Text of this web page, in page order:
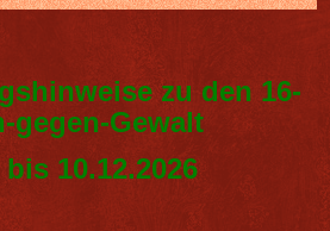
zu den 16-
gegen-Gewalt
bis 10.12.2026